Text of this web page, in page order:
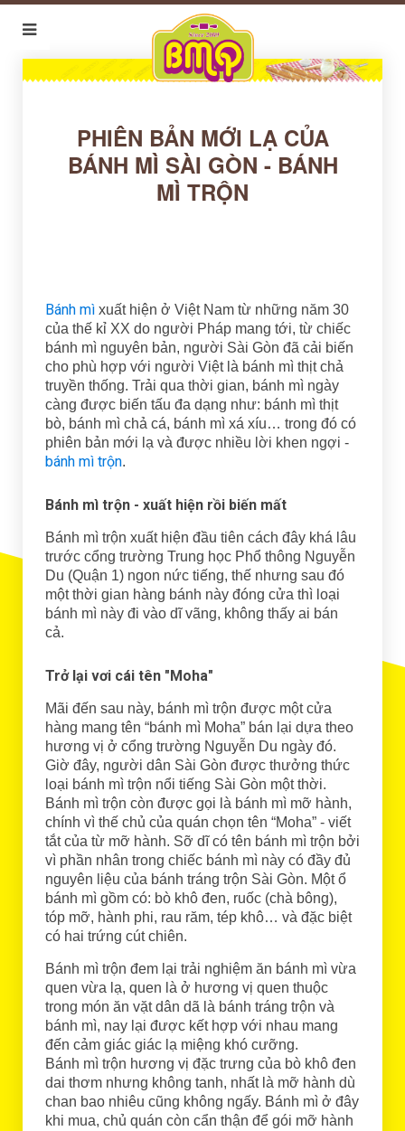
PHIÊN BẢN MỚI LẠ CỦA
BÁNH MÌ SÀI GÒN - BÁNH
MÌ TRỘN
Bánh mì xuất hiện ở Việt Nam từ những năm 30
của thế kỉ XX do người Pháp mang tới, từ chiếc
bánh mì nguyên bản, người Sài Gòn đã cải biến
cho phù hợp với người Việt là bánh mì thịt chả
truyền thống. Trải qua thời gian, bánh mì ngày
càng được biến tấu đa dạng như: bánh mì thịt
bò, bánh mì chả cá, bánh mì xá xíu… trong đó có
phiên bản mới lạ và được nhiều lời khen ngợi -
bánh mì trộn.
Bánh mì trộn - xuất hiện rồi biến mất
Bánh mì trộn xuất hiện đầu tiên cách đây khá lâu
trước cổng trường Trung học Phổ thông Nguyễn
Du (Quận 1) ngon nức tiếng, thế nhưng sau đó
một thời gian hàng bánh này đóng cửa thì loại
bánh mì này đi vào dĩ vãng, không thấy ai bán
cả.
Trở lại vơi cái tên "Moha"
Mãi đến sau này, bánh mì trộn được một cửa
hàng mang tên “bánh mì Moha” bán lại dựa theo
hương vị ở cổng trường Nguyễn Du ngày đó.
Giờ đây, người dân Sài Gòn được thưởng thức
loại bánh mì trộn nổi tiếng Sài Gòn một thời.
Bánh mì trộn còn được gọi là bánh mì mỡ hành,
chính vì thế chủ của quán chọn tên “Moha” - viết
tắt của từ mỡ hành. Sỡ dĩ có tên bánh mì trộn bởi
vì phần nhân trong chiếc bánh mì này có đầy đủ
nguyên liệu của bánh tráng trộn Sài Gòn. Một ổ
bánh mì gồm có: bò khô đen, ruốc (chà bông),
tóp mỡ, hành phi, rau răm, tép khô… và đặc biệt
có hai trứng cút chiên.
Bánh mì trộn đem lại trải nghiệm ăn bánh mì vừa
quen vừa lạ, quen là ở hương vị quen thuộc
trong món ăn vặt dân dã là bánh tráng trộn và
bánh mì, nay lại được kết hợp với nhau mang
đến cảm giác giác lạ miệng khó cưỡng.
Bánh mì trộn hương vị đặc trưng của bò khô đen
dai thơm nhưng không tanh, nhất là mỡ hành dù
chan bao nhiêu cũng không ngấy. Bánh mì ở đây
khi mua, chủ quán còn cẩn thận để gói mỡ hành